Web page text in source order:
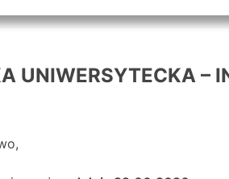
UNIWERSYTECKA –